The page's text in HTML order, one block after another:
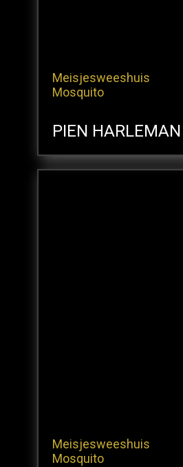
Meisjesweeshuis
Mosquito
PIEN HARLEMAN
Meisjesweeshuis
Mosquito